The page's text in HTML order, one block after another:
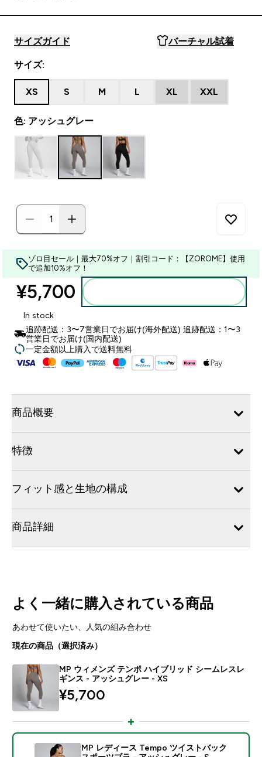
サイズガイド バーチャル試着
サイズ:
XS S M L XL XXL
色: アッシュグレー
ゾロ目セール｜最大70%オフ｜割引コード：【ZOROME】使用
で追加10%オフ！
¥5,700‎
In stock
追跡配送：3〜7営業日でお届け(海外配送) 追跡配送：1〜3
営業日でお届け(国内配送)
一定金額以上購入で送料無料
商品概要
特徴
フィット感と生地の構成
商品詳細
よく一緒に購入されている商品
あわせて使いたい、人気の組み合わせ
現在の商品（選択済み）
MP ウィメンズ テンポ ハイブリッド シームレスレ
ギンス - アッシュグレー - XS
¥5,700‎
MP レディース Tempo ツイストバック